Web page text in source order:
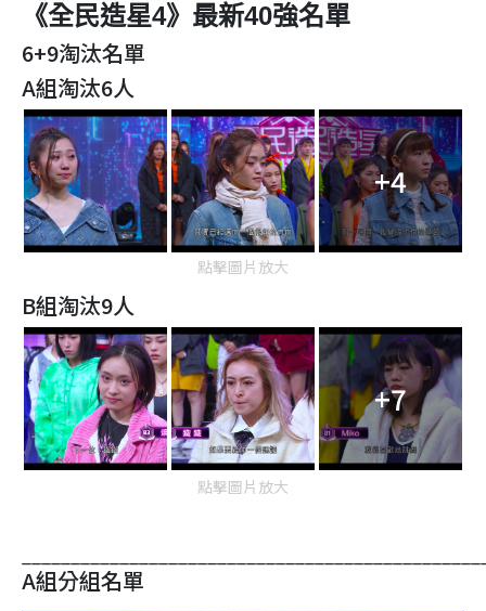
《全民造星4》最新40強名單
6+9淘汰名單
A組淘汰6人
+4
點擊圖片放大
B組淘汰9人
+7
點擊圖片放大
A組分組名單